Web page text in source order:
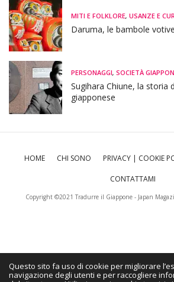
MITI E FOLKLORE, USANZE E
Daruma, le bambole
PERSONAGGI, SOCIETÀ
Sugihara Chiune, la storia
giapponese
HOME CHI SONO PRIVACY | COOKIE
CONTATTAMI
Copyright ©2021 Tradurre il Giappone - Japan
Questo sito fa uso di cookie per migliorare
navigazione degli utenti e per raccogliere